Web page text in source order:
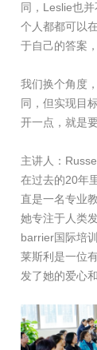
同，Leslie也
个人都都可以
于自己的答案
我们换个角度
同，但实现目
开一点，就是
主讲人：
在过去的20年
直是一名专业
她专注于人类
barrier国际培
莱斯利是一位
发了她的爱心